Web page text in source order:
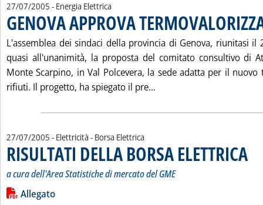
27/07/2005 - Energia Elettrica
GENOVA APPROVA
L'assemblea dei sindaci della provincia di Genova, riunitasi
quasi all'unanimità, la proposta del comitato consultivo di
Monte Scarpino, in Val Polcevera, la sede adatta per il
rifiuti. Il progetto, ha spiegato il pre...
27/07/2005 - Elettricità - Borsa Elettrica
RISULTATI DELLA BORSA ELETTRICA
a cura dell'Area Statistiche di mercato del GME
Leggi tutta la notizia: 'RISULTATI DELLA BORSA ELETTRICA'
Lista allegati PDF alla notizia
Allegato